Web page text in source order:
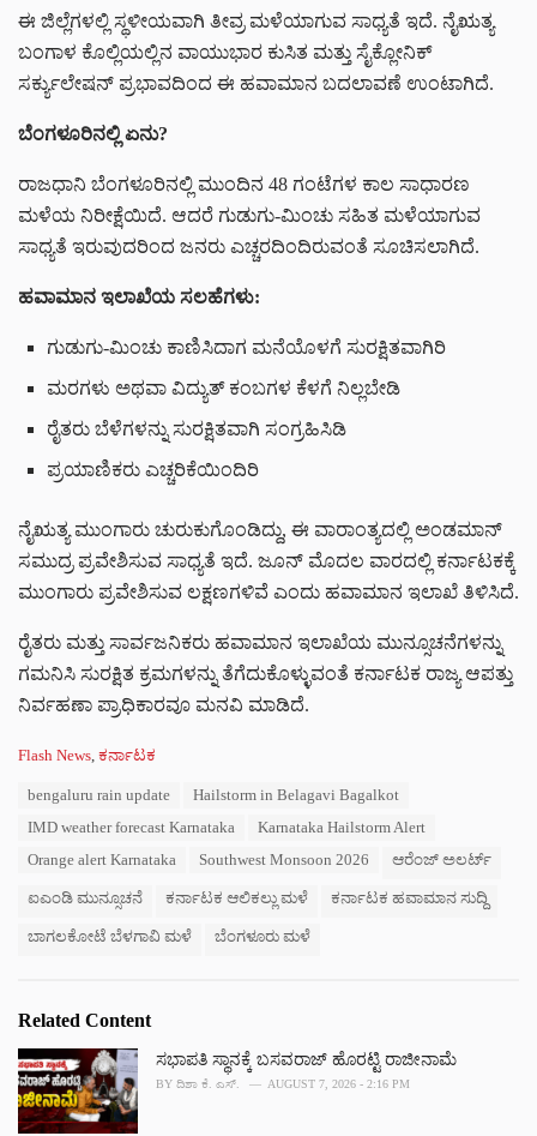
ಈ ಜಿಲ್ಲೆಗಳಲ್ಲಿ ಸ್ಥಳೀಯವಾಗಿ ತೀವ್ರ ಮಳೆಯಾಗುವ ಸಾಧ್ಯತೆ ಇದೆ. ನೈಋತ್ಯ
ಬಂಗಾಳ ಕೊಲ್ಲಿಯಲ್ಲಿನ ವಾಯುಭಾರ ಕುಸಿತ ಮತ್ತು ಸೈಕ್ಲೋನಿಕ್
ಸರ್ಕ್ಯುಲೇಷನ್ ಪ್ರಭಾವದಿಂದ ಈ ಹವಾಮಾನ ಬದಲಾವಣೆ ಉಂಟಾಗಿದೆ.
ಬೆಂಗಳೂರಿನಲ್ಲಿ ಏನು?
ರಾಜಧಾನಿ ಬೆಂಗಳೂರಿನಲ್ಲಿ ಮುಂದಿನ 48 ಗಂಟೆಗಳ ಕಾಲ ಸಾಧಾರಣ
ಮಳೆಯ ನಿರೀಕ್ಷೆಯಿದೆ. ಆದರೆ ಗುಡುಗು-ಮಿಂಚು ಸಹಿತ ಮಳೆಯಾಗುವ
ಸಾಧ್ಯತೆ ಇರುವುದರಿಂದ ಜನರು ಎಚ್ಚರದಿಂದಿರುವಂತೆ ಸೂಚಿಸಲಾಗಿದೆ.
ಹವಾಮಾನ ಇಲಾಖೆಯ ಸಲಹೆಗಳು:
ಗುಡುಗು-ಮಿಂಚು ಕಾಣಿಸಿದಾಗ ಮನೆಯೊಳಗೆ ಸುರಕ್ಷಿತವಾಗಿರಿ
ಮರಗಳು ಅಥವಾ ವಿದ್ಯುತ್ ಕಂಬಗಳ ಕೆಳಗೆ ನಿಲ್ಲಬೇಡಿ
ರೈತರು ಬೆಳೆಗಳನ್ನು ಸುರಕ್ಷಿತವಾಗಿ ಸಂಗ್ರಹಿಸಿಡಿ
ಪ್ರಯಾಣಿಕರು ಎಚ್ಚರಿಕೆಯಿಂದಿರಿ
ನೈಋತ್ಯ ಮುಂಗಾರು ಚುರುಕುಗೊಂಡಿದ್ದು, ಈ ವಾರಾಂತ್ಯದಲ್ಲಿ ಅಂಡಮಾನ್
ಸಮುದ್ರ ಪ್ರವೇಶಿಸುವ ಸಾಧ್ಯತೆ ಇದೆ. ಜೂನ್ ಮೊದಲ ವಾರದಲ್ಲಿ ಕರ್ನಾಟಕಕ್ಕೆ
ಮುಂಗಾರು ಪ್ರವೇಶಿಸುವ ಲಕ್ಷಣಗಳಿವೆ ಎಂದು ಹವಾಮಾನ ಇಲಾಖೆ ತಿಳಿಸಿದೆ.
ರೈತರು ಮತ್ತು ಸಾರ್ವಜನಿಕರು ಹವಾಮಾನ ಇಲಾಖೆಯ ಮುನ್ಸೂಚನೆಗಳನ್ನು
ಗಮನಿಸಿ ಸುರಕ್ಷಿತ ಕ್ರಮಗಳನ್ನು ತೆಗೆದುಕೊಳ್ಳುವಂತೆ ಕರ್ನಾಟಕ ರಾಜ್ಯ ಆಪತ್ತು
ನಿರ್ವಹಣಾ ಪ್ರಾಧಿಕಾರವೂ ಮನವಿ ಮಾಡಿದೆ.
C
Flash News ಕರ್ನಾಟಕ
bengaluru rain update
Hailstorm in Belagavi Bagalkot
IMD weather forecast Karnataka
Karnataka Hailstorm Alert
Orange alert Karnataka
Southwest Monsoon 2026 ಆರೆಂಜ್ ಅಲರ್ಟ್
ಐಎಂಡಿ ಮುನ್ಸೂಚನೆ ಕರ್ನಾಟಕ ಆಲಿಕಲ್ಲು ಮಳೆ ಕರ್ನಾಟಕ ಹವಾಮಾನ ಸುದ್ದಿ
ಬಾಗಲಕೋಟೆ ಬೆಳಗಾವಿ ಮಳೆ ಬೆಂಗಳೂರು ಮಳೆ
Related Content
ಸಭಾಪತಿ ಸ್ಥಾನಕ್ಕೆ ಬಸವರಾಜ್ ಹೊರಟ್ಟಿ ರಾಜೀನಾಮೆ
BY ದಿಶಾ ಕೆ. ಎಸ್. AUGUST 7, 2026 - 2:16 PM